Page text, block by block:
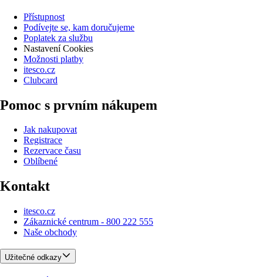
Přístupnost
Podívejte se, kam doručujeme
Poplatek za službu
Nastavení Cookies
Možnosti platby
itesco.cz
Clubcard
Pomoc s prvním nákupem
Jak nakupovat
Registrace
Rezervace času
Oblíbené
Kontakt
itesco.cz
Zákaznické centrum - 800 222 555
Naše obchody
Užitečné odkazy